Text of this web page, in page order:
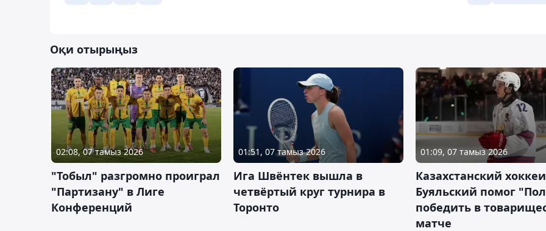
Оқи отырыңыз
02:08, 07 тамыз 2026
"Тобыл" разгромно проиграл
"Партизану" в Лиге
Конференций
01:51, 07 тамыз 2026
Ига Швёнтек вышла в
четвёртый круг турнира в
Торонто
01:09, 07 тамыз 2026
Казахстанский
Буяльский помог
победить в
матче